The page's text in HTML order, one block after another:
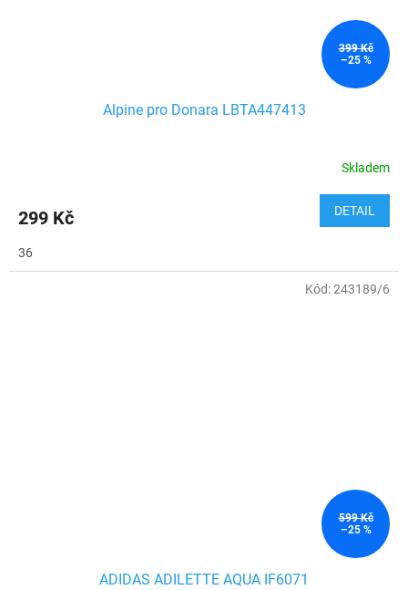
399 Kč
–25 %
Alpine pro Donara LBTA447413
Skladem
299 Kč DETAIL
36
599 Kč
–25 %
ADIDAS ADILETTE AQUA IF6071
Kód:243189/6